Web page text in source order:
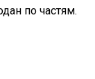
по частям.